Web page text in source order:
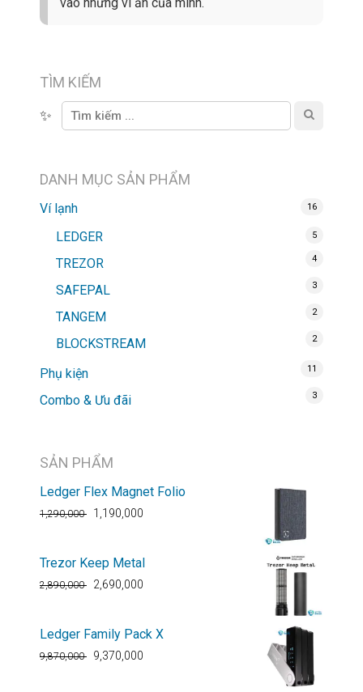
TÌM KIẾM
✨
DANH MỤC SẢN PHẨM
Ví lạnh 16
LEDGER 5
TREZOR 4
SAFEPAL 3
TANGEM 2
BLOCKSTREAM 2
Phụ kiện 11
Combo & Ưu đãi 3
SẢN PHẨM
Ledger Flex Magnet Folio
1,290,000 1,190,000
Trezor Keep Metal
2,890,000 2,690,000
Ledger Family Pack X
9,870,000 9,370,000